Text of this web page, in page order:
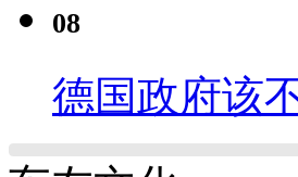
08
德国政府该